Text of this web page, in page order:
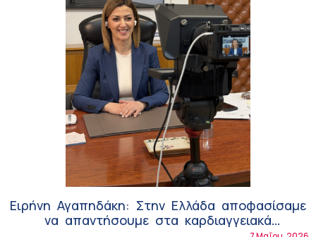
Ειρήνη Αγαπηδάκη: Στην Ελλάδα αποφασίσαμε
να απαντήσουμε στα καρδιαγγειακά